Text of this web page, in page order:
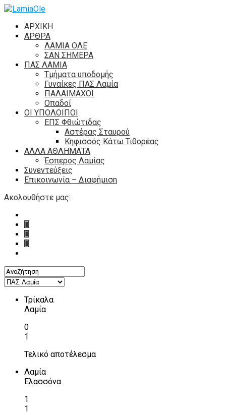
ΑΡΧΙΚΗ
ΑΡΘΡΑ
ΛΑΜΙΑ ΟΛΕ
ΣΑΝ ΣΗΜΕΡΑ
ΠΑΣ ΛΑΜΙΑ
Τμήματα υποδομής
Γυναίκες ΠΑΣ Λαμία
ΠΑΛΑΙΜΑΧΟΙ
Οπαδοί
ΟΙ ΥΠΟΛΟΙΠΟΙ
ΕΠΣ Φθιώτιδας
Αστέρας Σταυρού
Κηφισσός Κάτω Τιθορέας
ΑΛΛΑ ΑΘΛΗΜΑΤΑ
Έσπερος Λαμίας
Συνεντεύξεις
Επικοινωνία – Διαφήμιση
Ακολουθήστε μας:
Τρίκαλα
Λαμία
0
1
Τελικό αποτέλεσμα
Λαμία
Ελασσόνα
1
1